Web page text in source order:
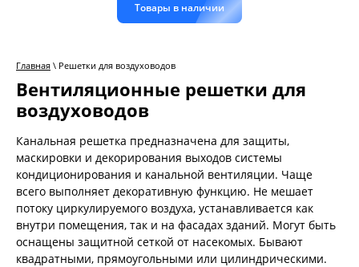
Товары в наличии
Главная \ Решетки для воздуховодов
Вентиляционные решетки для
воздуховодов
Канальная решетка предназначена для защиты,
маскировки и декорирования выходов системы
кондиционирования и канальной вентиляции. Чаще
всего выполняет декоративную функцию. Не мешает
потоку циркулируемого воздуха, устанавливается как
внутри помещения, так и на фасадах зданий. Могут быть
оснащены защитной сеткой от насекомых. Бывают
квадратными, прямоугольными или цилиндрическими.